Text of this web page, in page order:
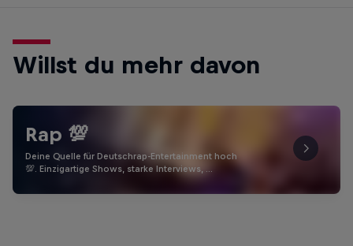
Willst du mehr davon
Rap 💯
Deine Quelle für Deutschrap-Entertainment hoch
💯. Einzigartige Shows, starke Interviews, …